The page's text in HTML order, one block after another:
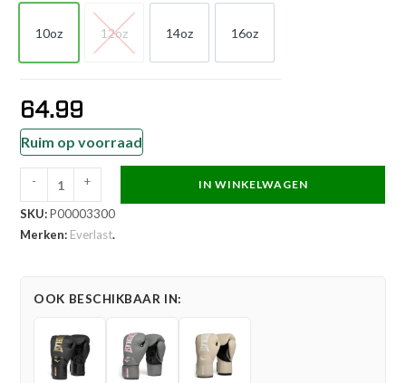
10oz
10oz
12oz
12oz
14oz
14oz
16oz
16oz
64.99
Ruim op voorraad
Everlast
Bokshandschoen
-
aantal
- + IN WINKELWAGEN
SKU:P00003300
Merken: Everlast.
OOK BESCHIKBAAR IN: